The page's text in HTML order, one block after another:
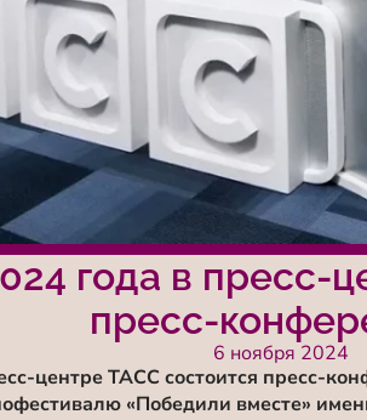
года в пресс-
пресс-
6 ноября 2024
центре ТАСС состоится пресс-
«Победили вместе»